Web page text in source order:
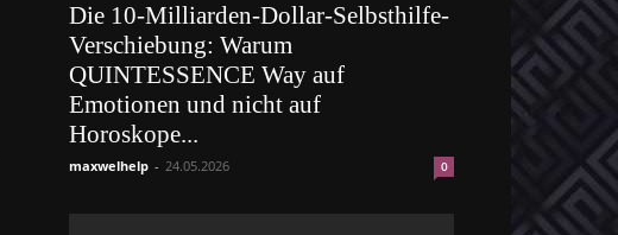
Die 10-Milliarden-Dollar-Selbsthilfe-
Verschiebung: Warum
QUINTESSENCE Way auf
Emotionen und nicht auf
Horoskope...
maxwelhelp - 24.05.2026 0